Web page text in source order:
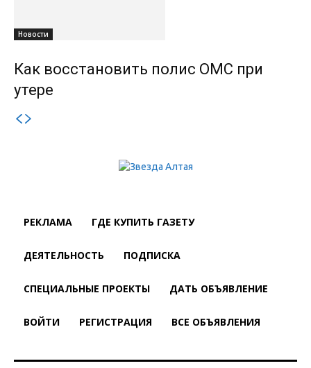
Новости
Как восстановить полис ОМС при
утере
РЕКЛАМА ГДЕ КУПИТЬ ГАЗЕТУ
ДЕЯТЕЛЬНОСТЬ ПОДПИСКА
СПЕЦИАЛЬНЫЕ ПРОЕКТЫ ДАТЬ ОБЪЯВЛЕНИЕ
ВОЙТИ РЕГИСТРАЦИЯ ВСЕ ОБЪЯВЛЕНИЯ